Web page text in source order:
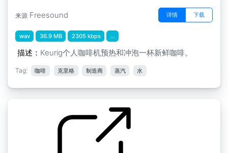
来源 Freesound 详情 下载
wav 36.9 MB 2305 kbps ...
描述： Keurig个人咖啡机预热和冲泡一杯新鲜咖啡。
Tag: 咖啡 克里格 制造商 蒸汽 水